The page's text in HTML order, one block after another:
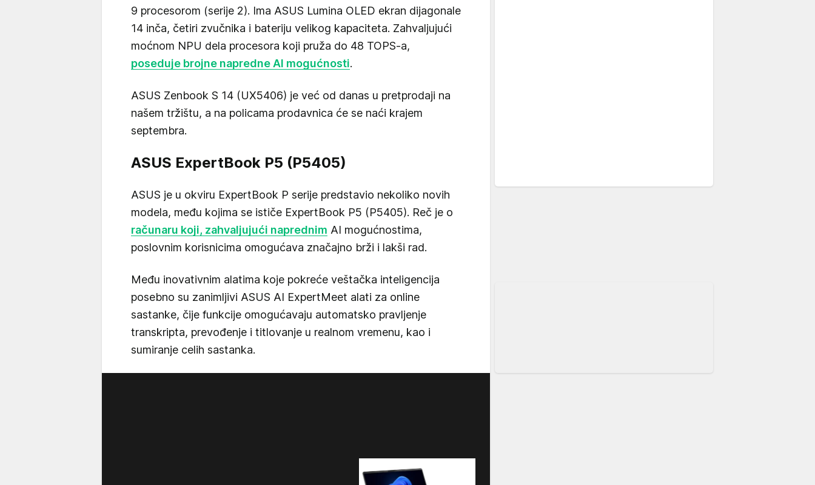
9 procesorom (serije 2). Ima ASUS Lumina OLED ekran dijagonale
14 inča, četiri zvučnika i bateriju velikog kapaciteta. Zahvaljujući
moćnom NPU dela procesora koji pruža do 48 TOPS-a,
poseduje brojne napredne AI mogućnosti.
ASUS Zenbook S 14 (UX5406) je već od danas u pretprodaji na
našem tržištu, a na policama prodavnica će se naći krajem
septembra.
ASUS ExpertBook P5 (P5405)
ASUS je u okviru ExpertBook P serije predstavio nekoliko novih
modela, među kojima se ističe ExpertBook P5 (P5405). Reč je o
računaru koji, zahvaljujući naprednim AI mogućnostima,
poslovnim korisnicima omogućava značajno brži i lakši rad.
Među inovativnim alatima koje pokreće veštačka inteligencija
posebno su zanimljivi ASUS AI ExpertMeet alati za online
sastanke, čije funkcije omogućavaju automatsko pravljenje
transkripta, prevođenje i titlovanje u realnom vremenu, kao i
sumiranje celih sastanka.